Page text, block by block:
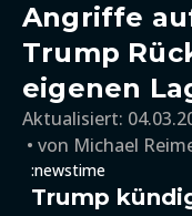
Angriffe
Trump
eigenen
Aktualisiert:
von Michael
:newstime
Trump